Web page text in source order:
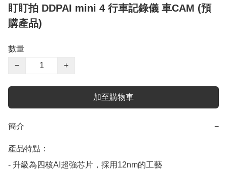
盯盯拍 DDPAI mini 4 行車記錄儀 車CAM (預
購產品)
數量
−
+
加至購物車
簡介 −
產品特點：
- 升級為四核AI超強芯片，採用12nm的工藝